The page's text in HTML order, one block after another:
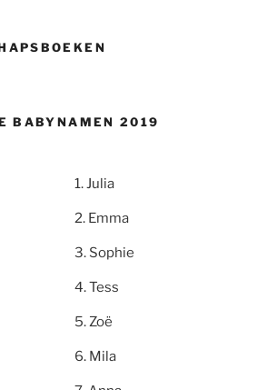
BABYNAMEN 2019
Julia
Emma
Sophie
Tess
Zoë
Mila